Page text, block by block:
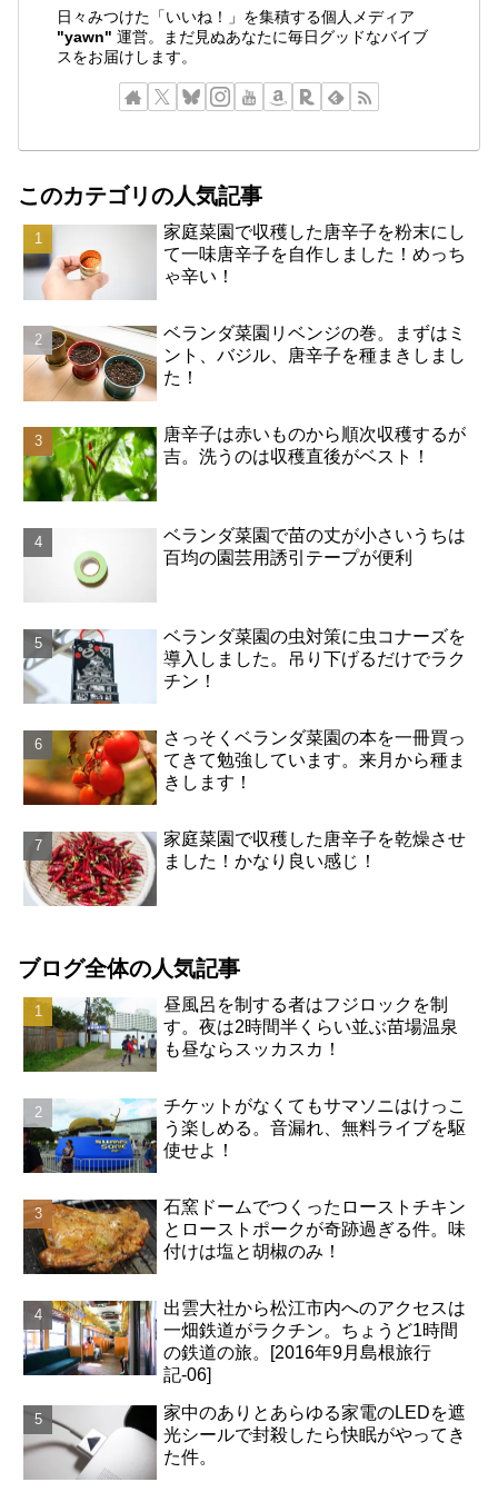
日々みつけた「いいね！」を集積する個人メディア
"yawn" 運営。まだ見ぬあなたに毎日グッドなバイブ
スをお届けします。
このカテゴリの人気記事
家庭菜園で収穫した唐辛子を粉末にし
て一味唐辛子を自作しました！めっち
ゃ辛い！
ベランダ菜園リベンジの巻。まずはミ
ント、バジル、唐辛子を種まきしまし
た！
唐辛子は赤いものから順次収穫するが
吉。洗うのは収穫直後がベスト！
ベランダ菜園で苗の丈が小さいうちは
百均の園芸用誘引テープが便利
ベランダ菜園の虫対策に虫コナーズを
導入しました。吊り下げるだけでラク
チン！
さっそくベランダ菜園の本を一冊買っ
てきて勉強しています。来月から種ま
きします！
家庭菜園で収穫した唐辛子を乾燥させ
ました！かなり良い感じ！
ブログ全体の人気記事
昼風呂を制する者はフジロックを制
す。夜は2時間半くらい並ぶ苗場温泉
も昼ならスッカスカ！
チケットがなくてもサマソニはけっこ
う楽しめる。音漏れ、無料ライブを駆
使せよ！
石窯ドームでつくったローストチキン
とローストポークが奇跡過ぎる件。味
付けは塩と胡椒のみ！
出雲大社から松江市内へのアクセスは
一畑鉄道がラクチン。ちょうど1時間
の鉄道の旅。[2016年9月島根旅行
記-06]
家中のありとあらゆる家電のLEDを遮
光シールで封殺したら快眠がやってき
た件。